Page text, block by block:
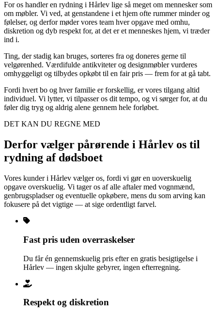
For os handler en rydning i Hårlev lige så meget om mennesker som
om møbler. Vi ved, at genstandene i et hjem ofte rummer minder og
følelser, og derfor møder vores team hver opgave med omhu,
diskretion og dyb respekt for, at det er et menneskes hjem, vi træder
ind i.
Ting, der stadig kan bruges, sorteres fra og doneres gerne til
velgørenhed. Værdifulde antikviteter og designmøbler vurderes
omhyggeligt og tilbydes opkøbt til en fair pris — frem for at gå tabt.
Fordi hvert bo og hver familie er forskellig, er vores tilgang altid
individuel. Vi lytter, vi tilpasser os dit tempo, og vi sørger for, at du
føler dig tryg og aldrig alene gennem hele forløbet.
DET KAN DU REGNE MED
Derfor vælger pårørende i Hårlev os til
rydning af dødsboet
Vores kunder i Hårlev vælger os, fordi vi gør en uoverskuelig
opgave overskuelig. Vi tager os af alle aftaler med vognmænd,
genbrugspladser og eventuelle opkøbere, mens du som arving kan
fokusere på det vigtige — at sige ordentligt farvel.
Fast pris uden overraskelser
Du får én gennemskuelig pris efter en gratis besigtigelse i
Hårlev — ingen skjulte gebyrer, ingen efterregning.
Respekt og diskretion